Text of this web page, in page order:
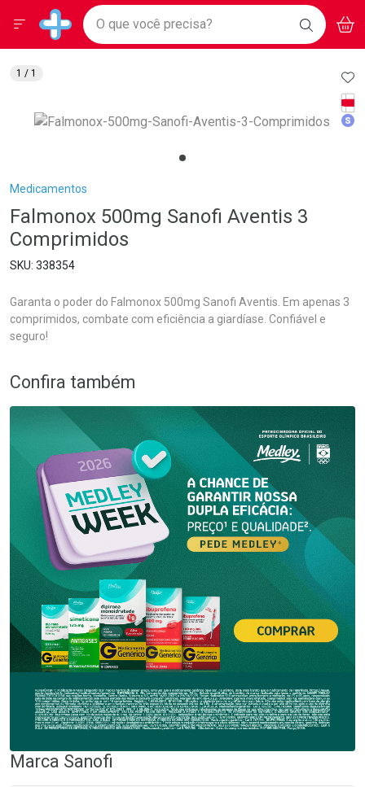
Drogarias Pacheco
Baixe nosso APP e aproveite Ofertas Exclusivas!
BAIXE
O APP
Ir direto para a home
pela página
Ir direto para o conteúdo
Ir direto para a busca
Ir direto para a conta
Ir direto para a notificações
Ir direto para o carrinho
Faça a sua busca
O que você precisa? BUSCAR
Menu
Breadcrumb
Medicamentos
Falmonox 500mg Sanofi Aventis 3
Comprimidos
338354
Garanta o poder do Falmonox 500mg Sanofi Aventis. Em apenas 3
comprimidos, combate com eficiência a giardíase. Confiável e
seguro!
1 / 1
Confira também
Marca Sanofi